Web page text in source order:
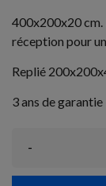
400x200x20 cm.
réception pour
Replié
3 ans de
-